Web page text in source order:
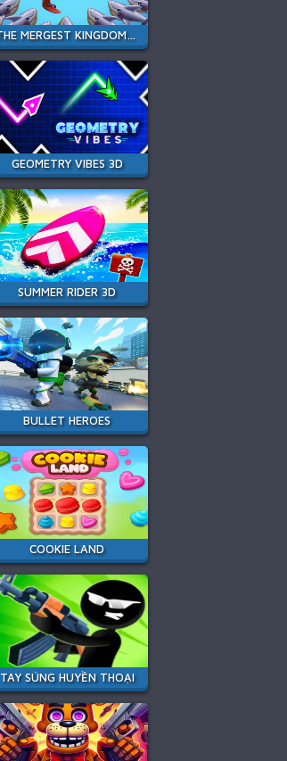
THE MERGEST KINGDOM UPDATED
GEOMETRY VIBES 3D
SUMMER RIDER 3D
BULLET HEROES
COOKIE LAND
TAY SÚNG HUYỀN THOẠI